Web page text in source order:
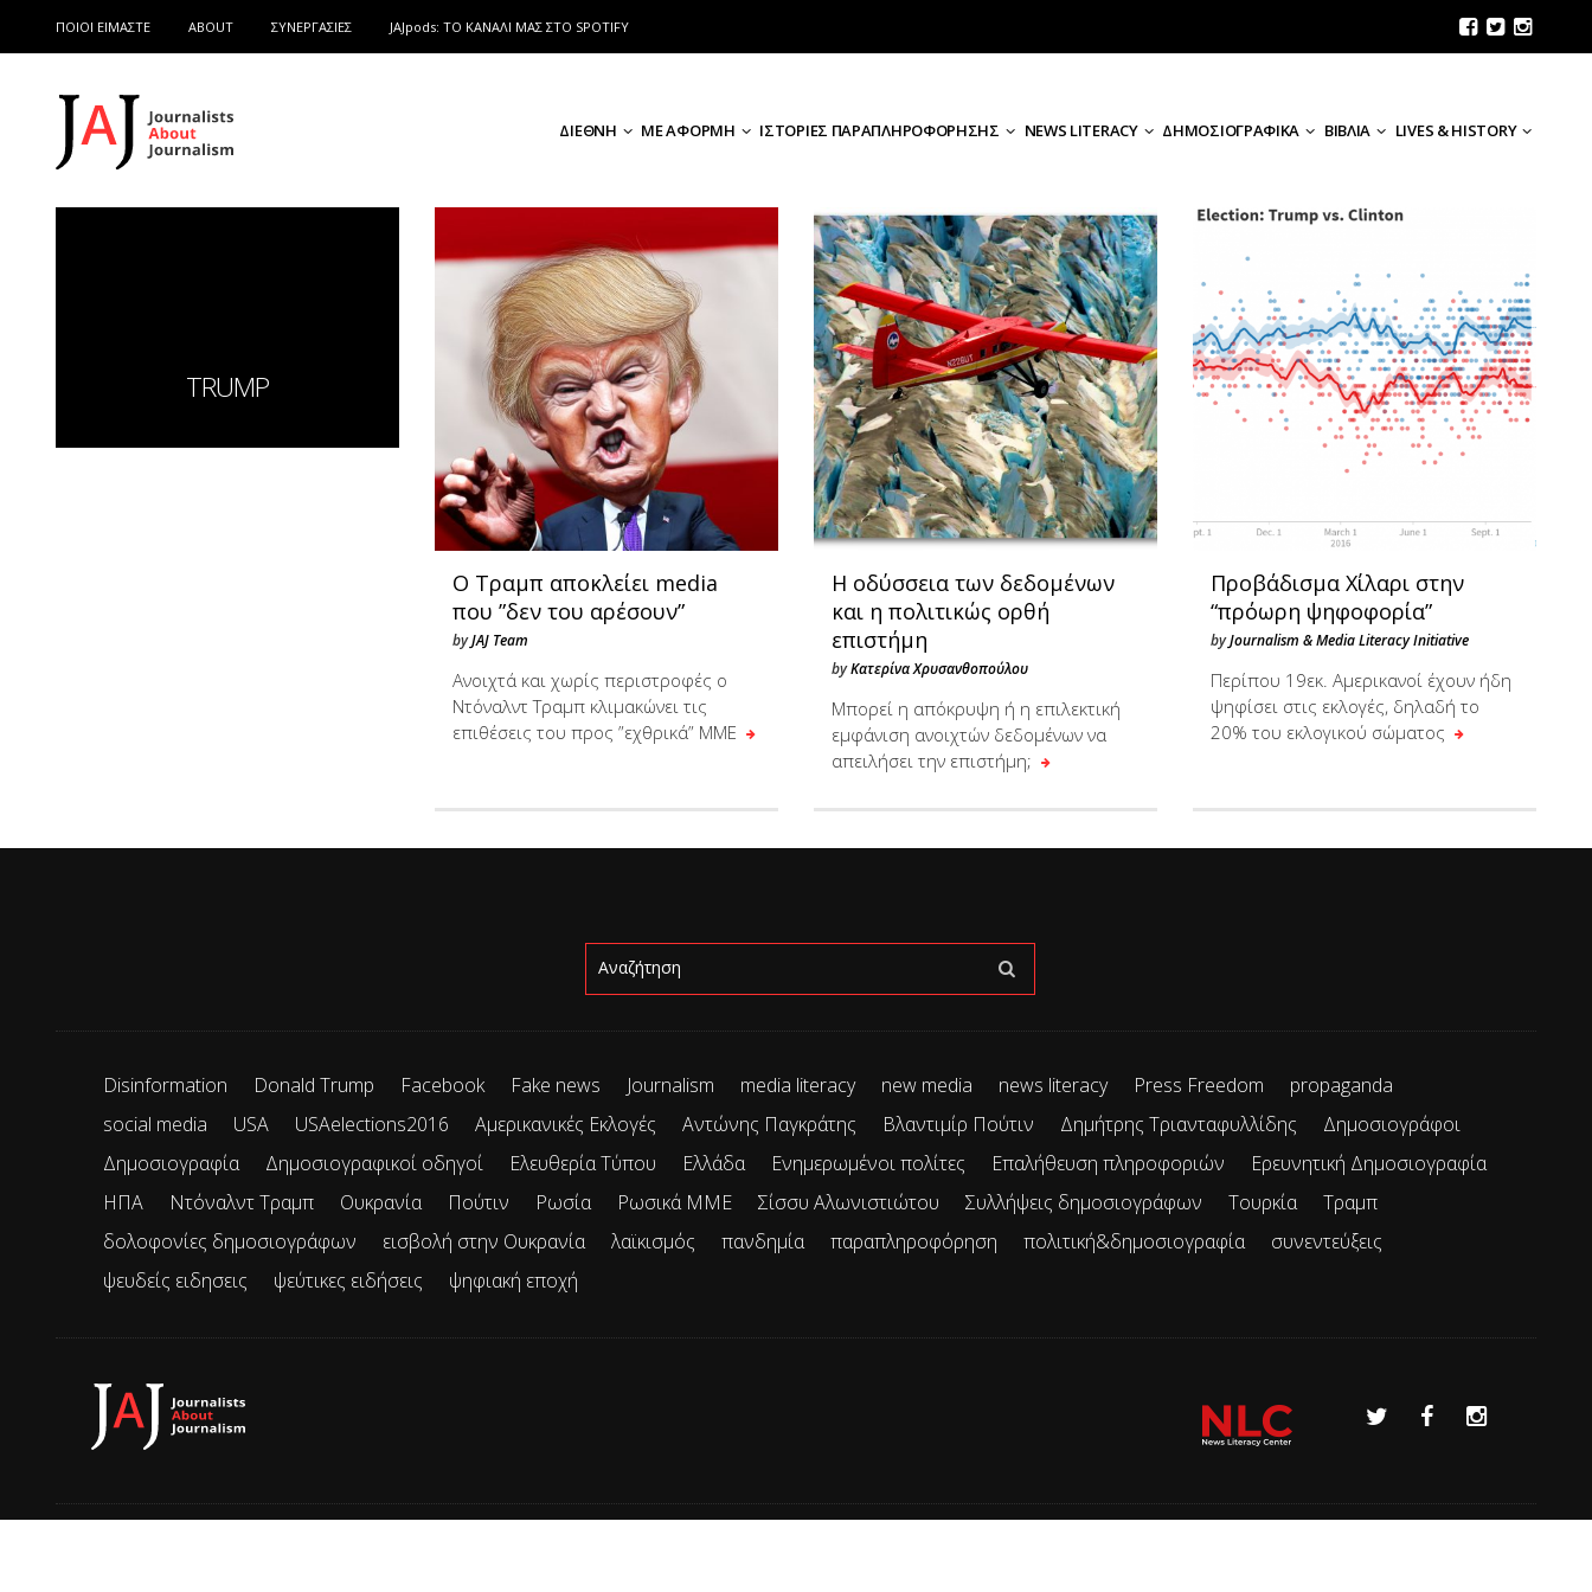
ΠΟΙΟΙ ΕΙΜΑΣΤΕ ABOUT ΣΥΝΕΡΓΑΣΙΕΣ JAJpods: TO ΚΑΝΑΛΙ ΜΑΣ ΣΤΟ SPOTIFY
ΔΙΕΘΝΗ ΜΕ ΑΦΟΡΜΗ ΙΣΤΟΡΙΕΣ ΠΑΡΑΠΛΗΡΟΦΟΡΗΣΗΣ NEWS LITERACY ΔΗΜΟΣΙΟΓΡΑΦΙΚΑ ΒΙΒΛΙΑ LIVES & HISTORY
TRUMP
Ο Τραμπ αποκλείει media
που ”δεν του αρέσουν”
byJAJ Team
Ανοιχτά και χωρίς περιστροφές ο
Ντόναλντ Τραμπ κλιμακώνει τις
επιθέσεις του προς ”εχθρικά” ΜΜΕ
Η οδύσσεια των δεδομένων
και η πολιτικώς ορθή
επιστήμη
byΚατερίνα Χρυσανθοπούλου
Μπορεί η απόκρυψη ή η επιλεκτική
εμφάνιση ανοιχτών δεδομένων να
απειλήσει την επιστήμη;
Προβάδισμα Χίλαρι στην
“πρόωρη ψηφοφορία”
byJournalism & Media Literacy Initiative
Περίπου 19εκ. Αμερικανοί έχουν ήδη
ψηφίσει στις εκλογές, δηλαδή το
20% του εκλογικού σώματος
Disinformation Donald Trump Facebook Fake news Journalism media literacy new media news literacy Press Freedom
propaganda
social media
USA USAelections2016 Αμερικανικές Εκλογές Αντώνης Παγκράτης Βλαντιμίρ Πούτιν Δημήτρης Τριανταφυλλίδης
Δημοσιογράφοι
Δημοσιογραφία
Δημοσιογραφικοί οδηγοί Ελευθερία Τύπου Ελλάδα Ενημερωμένοι πολίτες Επαλήθευση πληροφοριών
Ερευνητική Δημοσιογραφία
ΗΠΑ
Ντόναλντ Τραμπ Ουκρανία Πούτιν Ρωσία Ρωσικά ΜΜΕ Σίσσυ Αλωνιστιώτου Συλλήψεις δημοσιογράφων Τουρκία
Τραμπ
δολοφονίες δημοσιογράφων
εισβολή στην Ουκρανία λαϊκισμός πανδημία παραπληροφόρηση πολιτική&δημοσιογραφία
συνεντεύξεις
ψευδείς ειδησεις
ψεύτικες ειδήσεις ψηφιακή εποχή